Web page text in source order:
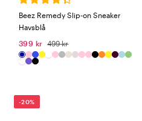
Beez Remedy Slip-on Sneaker
Havsblå
399 kr
499 kr
-20%